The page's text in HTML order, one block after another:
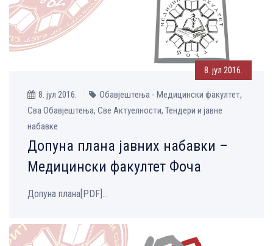
8. јул 2016.
8. јул 2016.
Обавјештења - Медицински факултет,
Сва Обавјештења, Све Aктуелности, Тендери и јавне
набавке
Допуна плана јавних набавки –
Медицински факултет Фоча
Допуна плана[PDF]...